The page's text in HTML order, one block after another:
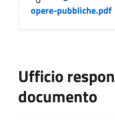
opere-pubbliche.pdf
Ufficio
documento